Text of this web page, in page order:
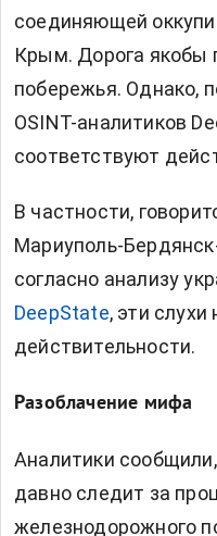
соединяющей
Крым. Дорога якобы
побережья. Однако,
OSINT-аналитиков
соответствуют
В частности,
Мариуполь-
согласно анализу
DeepState, эти
действительности.
Разоблачение мифа
Аналитики
давно следит за
железнодорожного